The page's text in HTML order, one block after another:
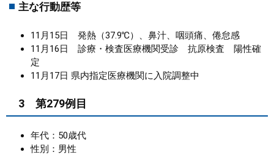
主な行動歴等
11月15日 発熱（37.9℃）、鼻汁、咽頭痛、倦怠感
11月16日 診療・検査医療機関受診 抗原検査 陽性確
定
11月17日 県内指定医療機関に入院調整中
3 第279例目
年代：50歳代
性別：男性